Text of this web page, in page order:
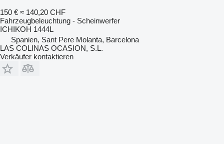
150 € ≈ 140,20 CHF
Fahrzeugbeleuchtung - Scheinwerfer
ICHIKOH 1444L
Spanien, Sant Pere Molanta, Barcelona
LAS COLINAS OCASION, S.L.
Verkäufer kontaktieren